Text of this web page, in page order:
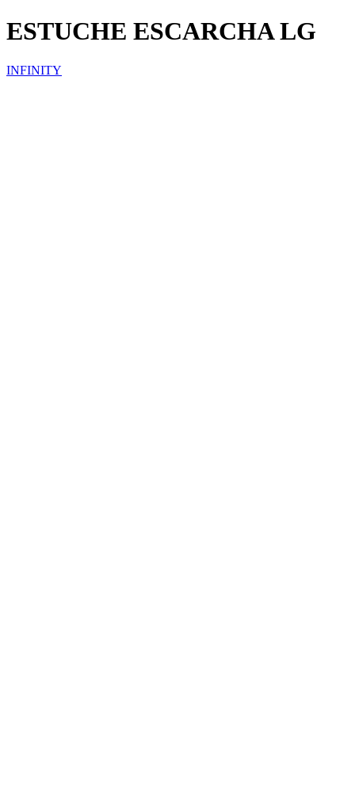
ESTUCHE ESCARCHA LG
INFINITY